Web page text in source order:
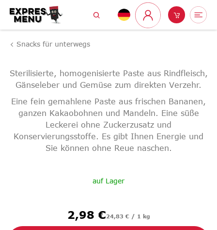
Inhalt
springen
Suchen
Login
Snacks für unterwegs
Sterilisierte, homogenisierte Paste aus Rindfleisch,
Gänseleber und Gemüse zum direkten Verzehr.
Eine fein gemahlene Paste aus frischen Bananen,
ganzen Kakaobohnen und Mandeln. Eine süße
Leckerei ohne Zuckerzusatz und
Konservierungsstoffe. Es gibt Ihnen Energie und
Sie können ohne Reue naschen.
auf Lager
2,98 €Verkaufspreis:
24,83 € / 1 kg